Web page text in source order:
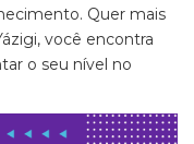
Quer mais
você encontra
o seu nível no